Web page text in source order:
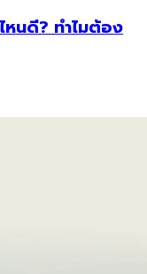
หนดี? ทำไมต้อง